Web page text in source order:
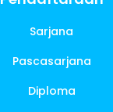
Sarjana
Pascasarjana
Diploma